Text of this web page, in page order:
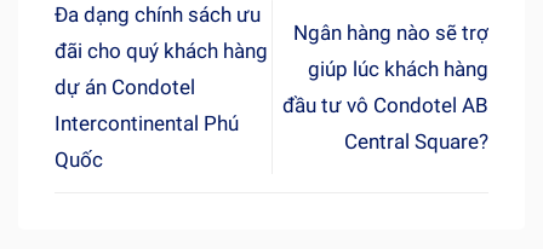
Đa dạng chính sách ưu
đãi cho quý khách hàng
dự án Condotel
Intercontinental Phú
Quốc
Ngân hàng nào sẽ trợ
giúp lúc khách hàng
đầu tư vô Condotel AB
Central Square?